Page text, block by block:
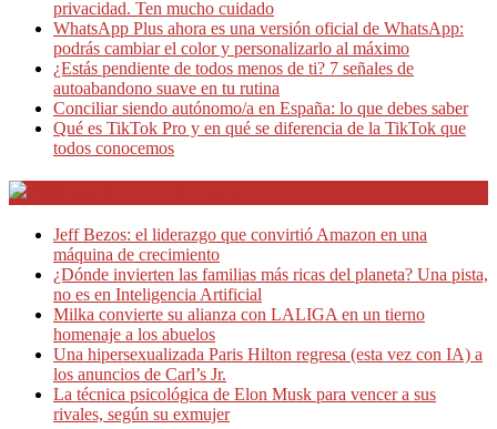
privacidad. Ten mucho cuidado
WhatsApp Plus ahora es una versión oficial de WhatsApp:
podrás cambiar el color y personalizarlo al máximo
¿Estás pendiente de todos menos de ti? 7 señales de
autoabandono suave en tu rutina
Conciliar siendo autónomo/a en España: lo que debes saber
Qué es TikTok Pro y en qué se diferencia de la TikTok que
todos conocemos
Jeff Bezos: el liderazgo que convirtió Amazon en una
máquina de crecimiento
¿Dónde invierten las familias más ricas del planeta? Una pista,
no es en Inteligencia Artificial
Milka convierte su alianza con LALIGA en un tierno
homenaje a los abuelos
Una hipersexualizada Paris Hilton regresa (esta vez con IA) a
los anuncios de Carl’s Jr.
La técnica psicológica de Elon Musk para vencer a sus
rivales, según su exmujer